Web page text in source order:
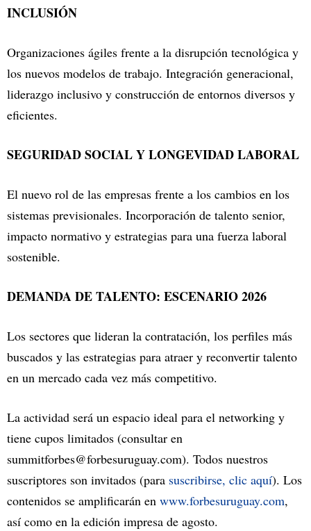
INCLUSIÓN
Organizaciones ágiles frente a la disrupción tecnológica y
los nuevos modelos de trabajo. Integración generacional,
liderazgo inclusivo y construcción de entornos diversos y
eficientes.
SEGURIDAD SOCIAL Y LONGEVIDAD LABORAL
El nuevo rol de las empresas frente a los cambios en los
sistemas previsionales. Incorporación de talento senior,
impacto normativo y estrategias para una fuerza laboral
sostenible.
DEMANDA DE TALENTO: ESCENARIO 2026
Los sectores que lideran la contratación, los perfiles más
buscados y las estrategias para atraer y reconvertir talento
en un mercado cada vez más competitivo.
La actividad será un espacio ideal para el networking y
tiene cupos limitados (consultar en
summitforbes@forbesuruguay.com). Todos nuestros
suscriptores son invitados (para suscribirse, clic aquí). Los
contenidos se amplificarán en www.forbesuruguay.com,
así como en la edición impresa de agosto.